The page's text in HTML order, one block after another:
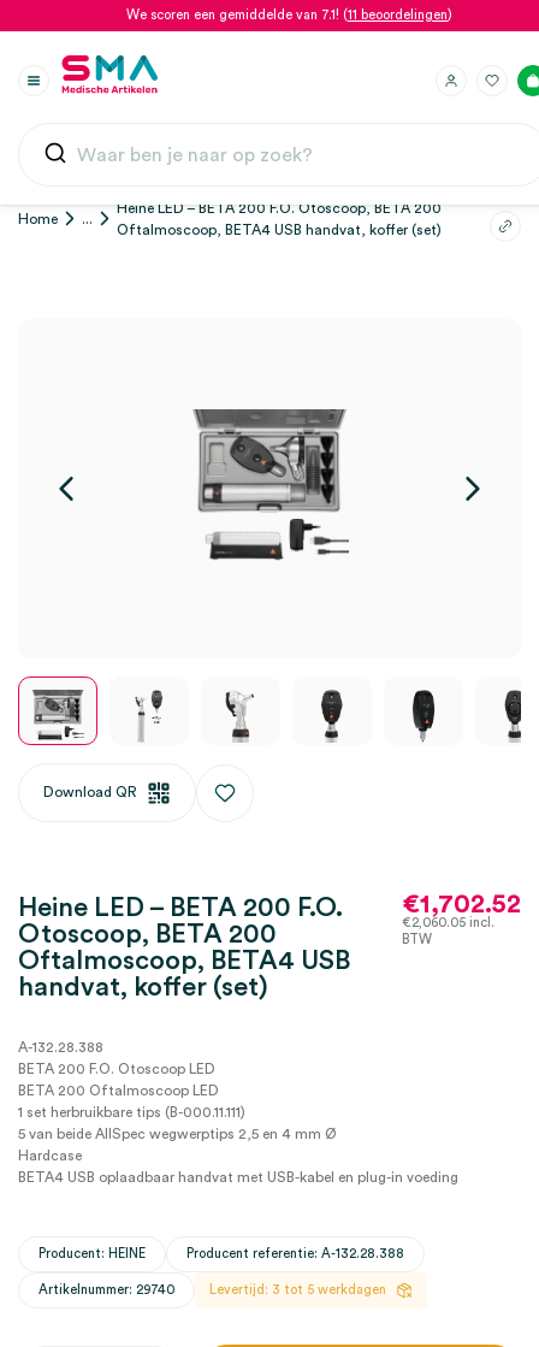
We scoren een gemiddelde van 7.1! (11 beoordelingen)
Home ...
Heine LED – BETA 200 F.O. Otoscoop, BETA 200
Oftalmoscoop, BETA4 USB handvat, koffer (set)
Download QR
Heine LED – BETA 200 F.O.
Otoscoop, BETA 200
Oftalmoscoop, BETA4 USB
handvat, koffer (set)
€1,702.52
€2,060.05 incl.
BTW
A-132.28.388
BETA 200 F.O. Otoscoop LED
BETA 200 Oftalmoscoop LED
1 set herbruikbare tips (B-000.11.111)
5 van beide AllSpec wegwerptips 2,5 en 4 mm Ø
Hardcase
BETA4 USB oplaadbaar handvat met USB-kabel en plug-in voeding
Producent: HEINE Producent referentie: A-132.28.388
Artikelnummer: 29740 Levertijd: 3 tot 5 werkdagen